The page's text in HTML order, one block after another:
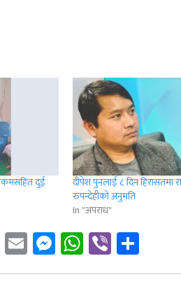
दुई
दीपेश पुनलाई ८ दिन हिरासतमा
रुपन्देहीको अनुमति
In "अपराध"
Facebook
EmailMessenger
WhatsApp
Viber